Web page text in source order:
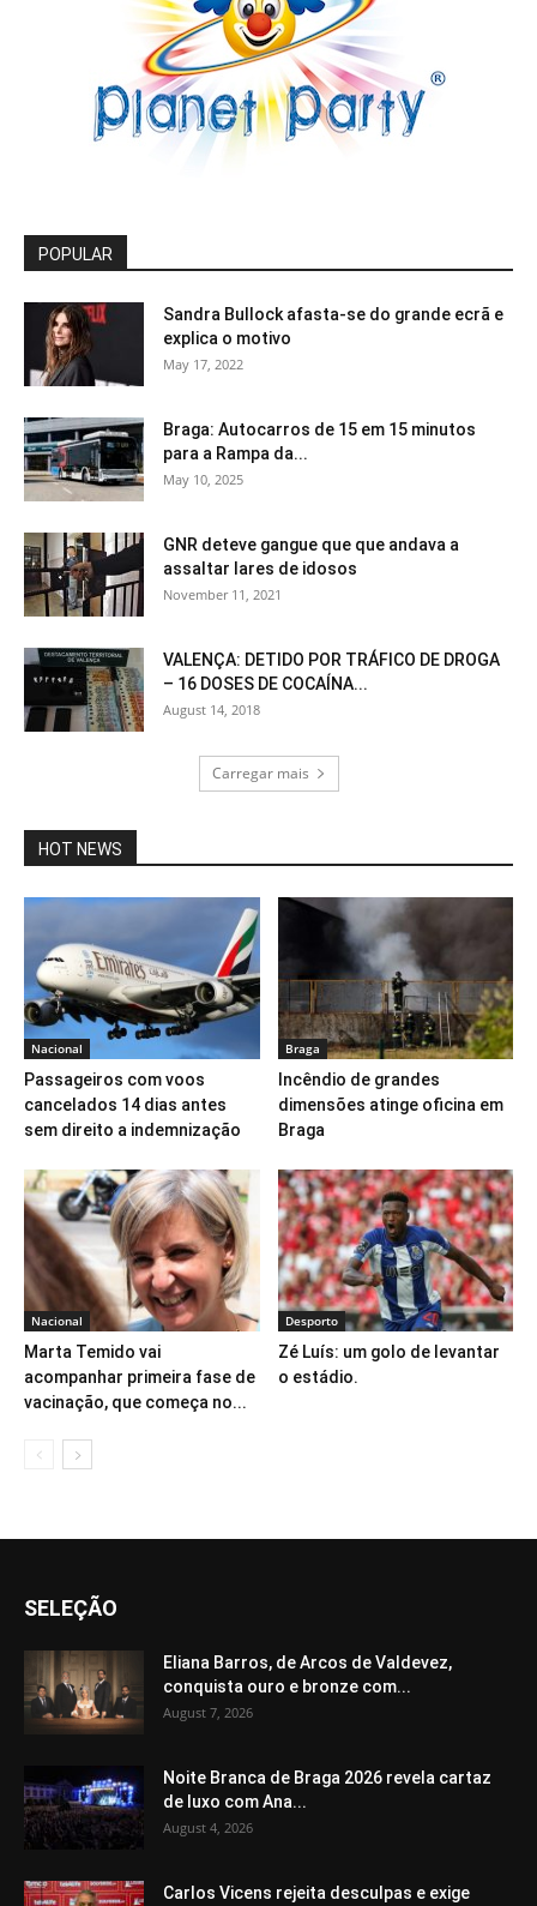
POPULAR
Sandra Bullock afasta-se do grande ecrã e
explica o motivo
May 17, 2022
Braga: Autocarros de 15 em 15 minutos
para a Rampa da...
May 10, 2025
GNR deteve gangue que que andava a
assaltar lares de idosos
November 11, 2021
VALENÇA: DETIDO POR TRÁFICO DE DROGA
– 16 DOSES DE COCAÍNA...
August 14, 2018
Carregar mais
HOT NEWS
Nacional
Passageiros com voos
cancelados 14 dias antes
sem direito a indemnização
Braga
Incêndio de grandes
dimensões atinge oficina em
Braga
Nacional
Marta Temido vai
acompanhar primeira fase de
vacinação, que começa no...
Desporto
Zé Luís: um golo de levantar
o estádio.
SELEÇÃO
Eliana Barros, de Arcos de Valdevez,
conquista ouro e bronze com...
August 7, 2026
Noite Branca de Braga 2026 revela cartaz
de luxo com Ana...
August 4, 2026
Carlos Vicens rejeita desculpas e exige